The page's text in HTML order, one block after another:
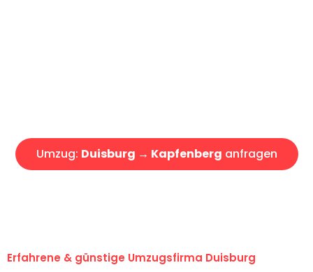
Umzug: Duisburg → Kapfenberg anfragen
Erfahrene & günstige Umzugsfirma Duisburg